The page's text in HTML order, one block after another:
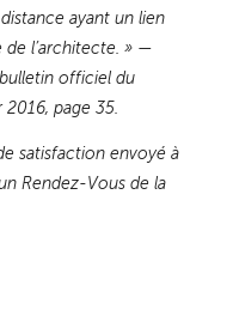
ayant un lien
de l’architecte. » —
officiel du
page 35.
satisfaction envoyé à
Rendez-Vous de la